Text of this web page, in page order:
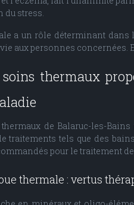
du stress.
a un rôle déterminant
aux personnes concernées.
thermaux
de Balaruc-les-
traitements tels que des
pour le traitement
thermale : vertus